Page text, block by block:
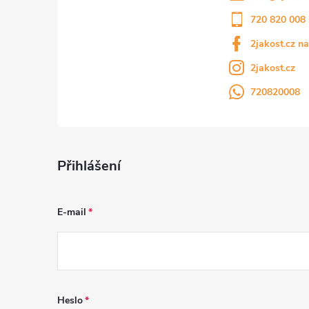
720 820 008
2jakost.cz
2jakost.cz
720820008
Přihlášení
E-mail
Heslo